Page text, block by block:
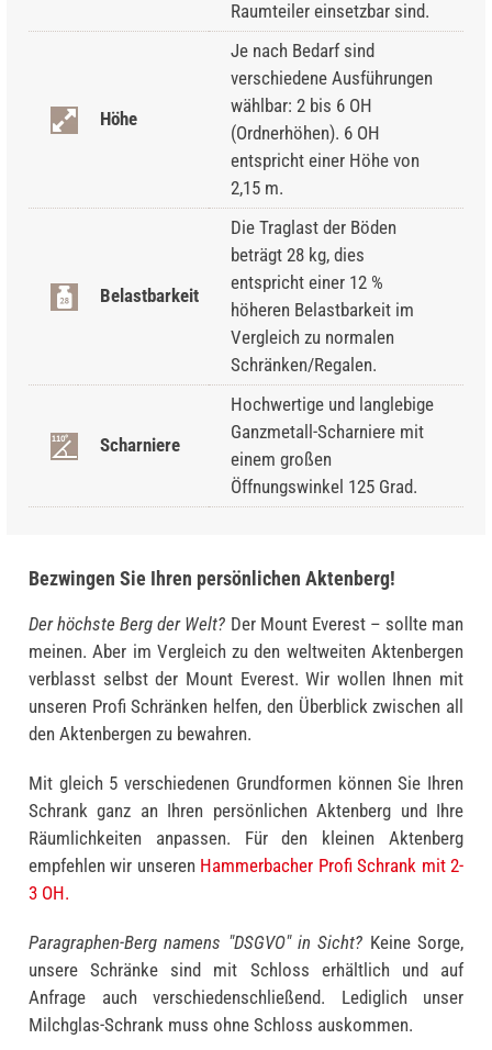
Raumteiler einsetzbar sind.
Höhe
Je nach Bedarf sind
verschiedene Ausführungen
wählbar: 2 bis 6 OH
(Ordnerhöhen). 6 OH
entspricht einer Höhe von
2,15 m.
Belastbarkeit
Die Traglast der Böden
beträgt 28 kg, dies
entspricht einer 12 %
höheren Belastbarkeit im
Vergleich zu normalen
Schränken/Regalen.
Scharniere
Hochwertige und langlebige
Ganzmetall-Scharniere mit
einem großen
Öffnungswinkel 125 Grad.
Bezwingen Sie Ihren persönlichen Aktenberg!
Der höchste Berg der Welt? Der Mount Everest – sollte man
meinen. Aber im Vergleich zu den weltweiten Akten­bergen
verblasst selbst der Mount Everest. Wir wollen Ihnen mit
unseren Profi Schränken helfen, den Überblick zwischen all
den Aktenbergen zu bewahren.
Mit gleich 5 verschiedenen Grundformen können Sie Ihren
Schrank ganz an Ihren persönlichen Aktenberg und Ihre
Räumlichkeiten anpassen. Für den kleinen Aktenberg
empfehlen wir unseren Hammerbacher Profi Schrank mit 2-
3 OH.
Paragraphen-Berg namens "DSGVO" in Sicht? Keine Sorge,
unsere Schränke sind mit Schloss erhältlich und auf
Anfrage auch verschiedenschließend. Lediglich unser
Milchglas-Schrank muss ohne Schloss auskommen.